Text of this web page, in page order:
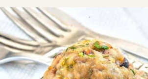
ΣΥΝΤΑΓΕΣ ΑΛΜΥΡΑ ΘΑΛΑΣΣΙΝΑ
Χταποδοκεφτέδες
Χταποδοκεφτέδες με όλα τα
θάλασσας. Νόστιμο ορεκτικό και